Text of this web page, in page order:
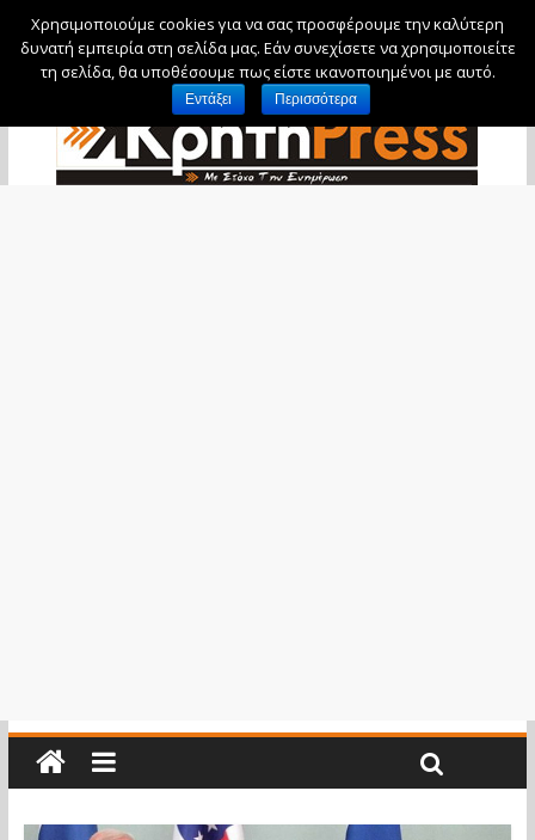
Κυριακή, 9 Αυγούστου, 2026
Χρησιμοποιούμε cookies για να σας προσφέρουμε την καλύτερη
δυνατή εμπειρία στη σελίδα μας. Εάν συνεχίσετε να χρησιμοποιείτε
τη σελίδα, θα υποθέσουμε πως είστε ικανοποιημένοι με αυτό.
Εντάξει Περισσότερα